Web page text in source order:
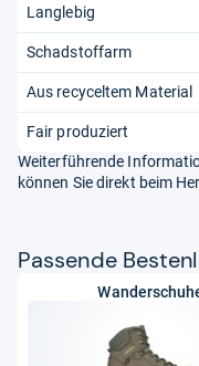
Langlebig
Schadstoffarm
Aus recyceltem Material
Fair produziert
Weiterführende
können Sie direkt beim
Pas­sende